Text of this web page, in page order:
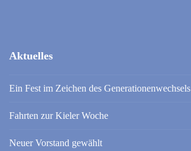
Aktuelles
Ein Fest im Zeichen des Generationenwechsels
Fahrten zur Kieler Woche
Neuer Vorstand gewählt